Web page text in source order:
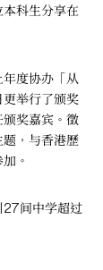
科生分享在
度协办「从
举行了颁奖
奖嘉宾。徵
，与香港歷
。
27间中学超过